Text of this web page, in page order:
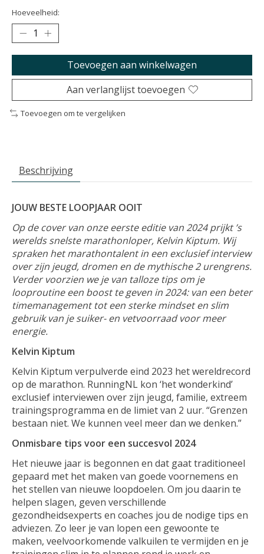
Hoeveelheid:
Toevoegen aan winkelwagen
Aan verlanglijst toevoegen
Toevoegen om te vergelijken
Beschrijving
JOUW BESTE LOOPJAAR OOIT
Op de cover van onze eerste editie van 2024 prijkt ’s
werelds snelste marathonloper, Kelvin Kiptum. Wij
spraken het marathontalent in een exclusief interview
over zijn jeugd, dromen en de mythische 2 urengrens.
Verder voorzien we je van talloze tips om je
looproutine een boost te geven in 2024: van een beter
timemanagement tot een sterke mindset en slim
gebruik van je suiker- en vetvoorraad voor meer
energie.
Kelvin Kiptum
Kelvin Kiptum verpulverde eind 2023 het wereldrecord
op de marathon. RunningNL kon ‘het wonderkind’
exclusief interviewen over zijn jeugd, familie, extreem
trainingsprogramma en de limiet van 2 uur. “Grenzen
bestaan niet. We kunnen veel meer dan we denken.”
Onmisbare tips voor een succesvol 2024
Het nieuwe jaar is begonnen en dat gaat traditioneel
gepaard met het maken van goede voornemens en
het stellen van nieuwe loopdoelen. Om jou daarin te
helpen slagen, geven verschillende
gezondheidsexperts en coaches jou de nodige tips en
adviezen. Zo leer je van lopen een gewoonte te
maken, veelvoorkomende valkuilen te vermijden en je